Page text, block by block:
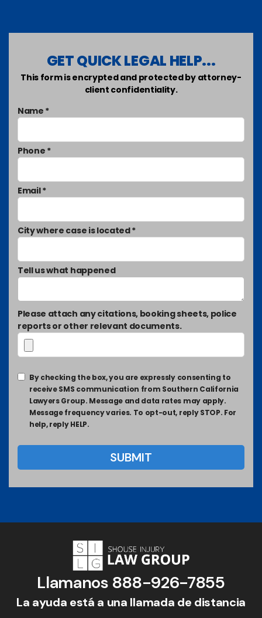
GET QUICK LEGAL HELP...
This form is encrypted and protected by attorney-
client confidentiality.
Name *
Phone *
Email *
City where case is located *
Tell us what happened
Please attach any citations, booking sheets, police
reports or other relevant documents.
By checking the box, you are expressly consenting to
receive SMS communication from Southern California
Lawyers Group. Message and data rates may apply.
Message frequency varies. To opt-out, reply STOP. For
help, reply HELP.
Llamanos 888-926-7855
La ayuda está a una llamada de distancia